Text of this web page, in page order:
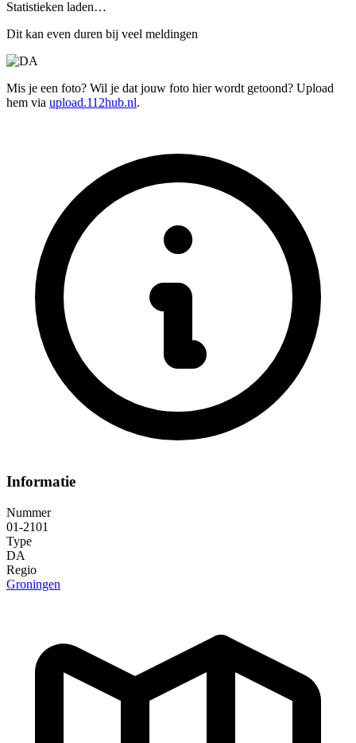
Statistieken laden…
Dit kan even duren bij veel meldingen
Mis je een foto? Wil je dat jouw foto hier wordt getoond? Upload
hem via upload.112hub.nl.
Informatie
Nummer
01-2101
Type
DA
Regio
Groningen